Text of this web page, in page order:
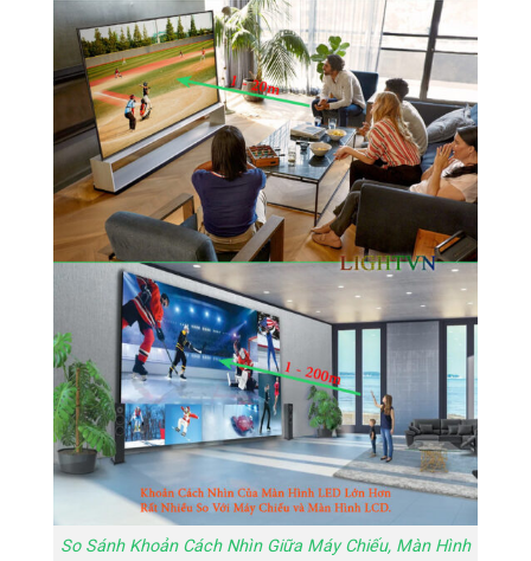
So Sánh Khoản Cách Nhìn Giữa Máy Chiếu, Màn Hình